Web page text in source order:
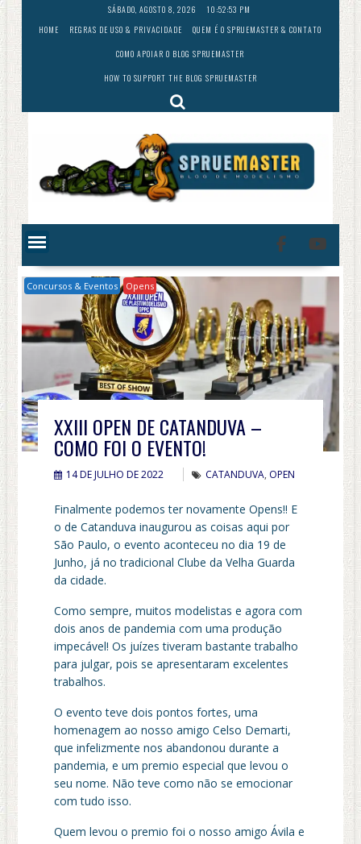
Skip
to
content
SÁBADO, AGOSTO 8, 2026
10:52:54 PM
HOME
REGRAS DE USO & PRIVACIDADE
QUEM É O SPRUEMASTER & CONTATO
COMO APOIAR O BLOG SPRUEMASTER
HOW TO SUPPORT THE BLOG SPRUEMASTER
Concursos & Eventos Opens
XXIII OPEN DE CATANDUVA –
COMO FOI O EVENTO!
14 DE JULHO DE 2022 CATANDUVA, OPEN
Finalmente podemos ter novamente Opens!! E
o de Catanduva inaugurou as coisas aqui por
São Paulo, o evento aconteceu no dia 19 de
Junho, já no tradicional Clube da Velha Guarda
da cidade.
Como sempre, muitos modelistas e agora com
dois anos de pandemia com uma produção
impecável! Os juízes tiveram bastante trabalho
para julgar, pois se apresentaram excelentes
trabalhos.
O evento teve dois pontos fortes, uma
homenagem ao nosso amigo Celso Demarti,
que infelizmente nos abandonou durante a
pandemia, e um premio especial que levou o
seu nome. Não teve como não se emocionar
com tudo isso.
Quem levou o premio foi o nosso amigo Ávila e